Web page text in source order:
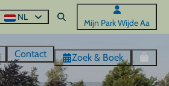
NL
Mijn Park Wijde Aa
Contact Zoek & Boek